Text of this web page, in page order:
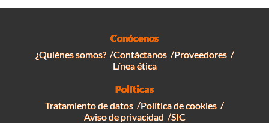
Conócenos
¿Quiénes somos?
Contáctanos
Proveedores
Línea ética
Políticas
Tratamiento de datos
Política de cookies
Aviso de privacidad
SIC